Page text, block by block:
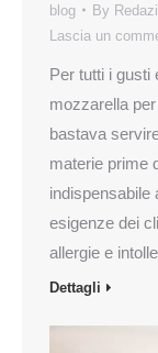
blog By
Lascia un
Per tutti i gusti
mozzarella
bastava
materie prime
indispensabile
esigenze dei
allergie e
Dettagli